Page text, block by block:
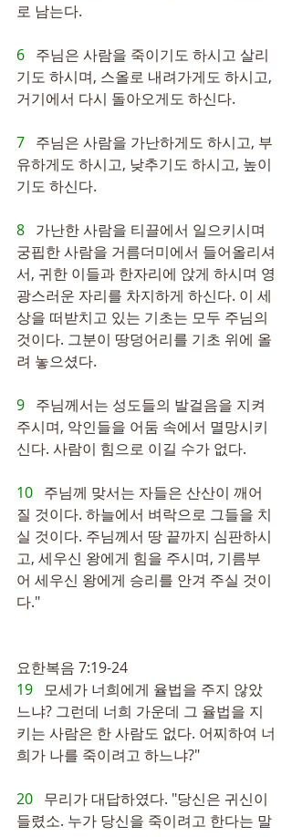
로 남는다.
6 주님은 사람을 죽이기도 하시고 살리
기도 하시며, 스올로 내려가게도 하시고,
거기에서 다시 돌아오게도 하신다.
7 주님은 사람을 가난하게도 하시고, 부
유하게도 하시고, 낮추기도 하시고, 높이
기도 하신다.
8 가난한 사람을 티끌에서 일으키시며
궁핍한 사람을 거름더미에서 들어올리셔
서, 귀한 이들과 한자리에 앉게 하시며 영
광스러운 자리를 차지하게 하신다. 이 세
상을 떠받치고 있는 기초는 모두 주님의
것이다. 그분이 땅덩어리를 기초 위에 올
려 놓으셨다.
9 주님께서는 성도들의 발걸음을 지켜
주시며, 악인들을 어둠 속에서 멸망시키
신다. 사람이 힘으로 이길 수가 없다.
10 주님께 맞서는 자들은 산산이 깨어
질 것이다. 하늘에서 벼락으로 그들을 치
실 것이다. 주님께서 땅 끝까지 심판하시
고, 세우신 왕에게 힘을 주시며, 기름부
어 세우신 왕에게 승리를 안겨 주실 것이
다."
요한복음 7:19-24
19 모세가 너희에게 율법을 주지 않았
느냐? 그런데 너희 가운데 그 율법을 지
키는 사람은 한 사람도 없다. 어찌하여 너
희가 나를 죽이려고 하느냐?"
20 무리가 대답하였다. "당신은 귀신이
들렸소. 누가 당신을 죽이려고 한다는 말